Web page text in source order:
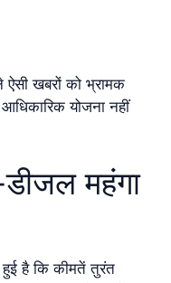
ऐसी खबरों को भ्रामक
योजना नहीं
महंगा
है कि कीमतें तुरंत